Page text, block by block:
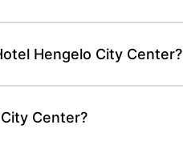
Hengelo City Center?
Center?